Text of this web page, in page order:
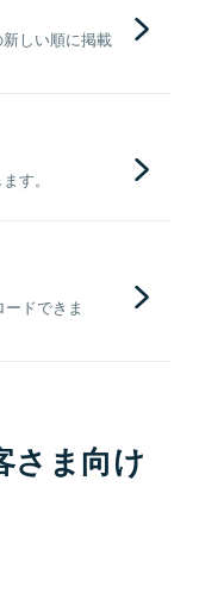
しい順に掲載
す。
ドできま
さま向け